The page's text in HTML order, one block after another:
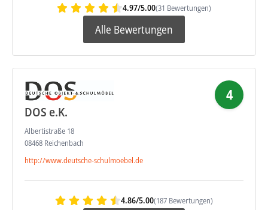
4.97/5.00(31 Bewertungen)
Alle Bewertungen
DOS e.K.
Albertistraße 18
08468 Reichenbach
http://www.deutsche-schulmoebel.de
4
4.86/5.00(187 Bewertungen)